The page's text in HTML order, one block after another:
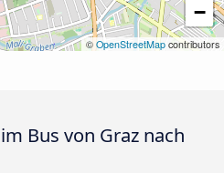
−
© OpenStreetMap contributors
Bus von Graz nach